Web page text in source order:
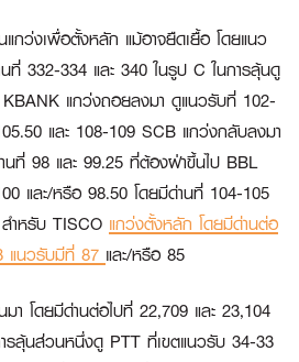
แกว่งเพื่อตั้งหลัก แม้อาจยืดเยื้อ โดยแนว
ที่ 332-334 และ 340 ในรูป C ในการลุ้นดู
KBANK แกว่งถอยลงมา ดูแนวรับที่ 102-
และ 108-109 SCB แกว่งกลับลงมา
ที่ 98 และ 99.25 ที่ต้องฝ่าขึ้นไป BBL
และ/หรือ 98.50 โดยมีด่านที่ 104-105
ำหรับ TISCO แกว่งตั้งหลัก โดยมีด่านต่อ
แนวรับมีที่ 87 และ/หรือ 85
า โดยมีด่านต่อไปที่ 22,709 และ 23,104
รลุ้นส่วนหนึ่งดู PTT ที่เขตแนวรับ 34-33